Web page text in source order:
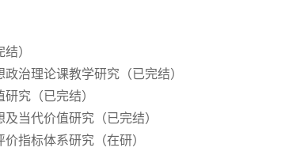
）
治理论课教学研究（已完结）
究（已完结）
当代价值研究（已完结）
指标体系研究（在研）